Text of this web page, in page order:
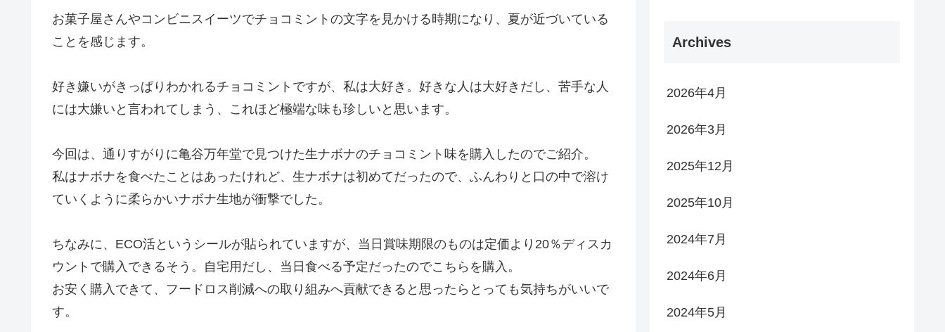
お菓子屋さんやコンビニスイーツでチョコミントの文字を見かける時期になり、夏が近づいている
ことを感じます。
好き嫌いがきっぱりわかれるチョコミントですが、私は大好き。好きな人は大好きだし、苦手な人
には大嫌いと言われてしまう、これほど極端な味も珍しいと思います。
今回は、通りすがりに亀谷万年堂で見つけた生ナボナのチョコミント味を購入したのでご紹介。
私はナボナを食べたことはあったけれど、生ナボナは初めてだったので、ふんわりと口の中で溶け
ていくように柔らかいナボナ生地が衝撃でした。
ちなみに、ECO活というシールが貼られていますが、当日賞味期限のものは定価より20％ディスカ
ウントで購入できるそう。自宅用だし、当日食べる予定だったのでこちらを購入。
お安く購入できて、フードロス削減への取り組みへ貢献できると思ったらとっても気持ちがいいで
す。
Archives
2026年4月
2026年3月
2025年12月
2025年10月
2024年7月
2024年6月
2024年5月